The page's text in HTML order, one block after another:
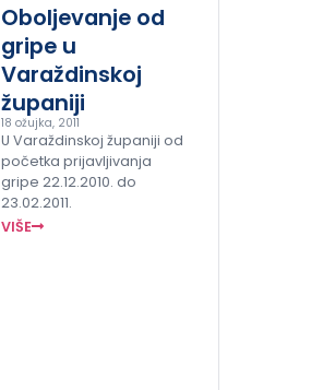
Oboljevanje od
gripe u
Varaždinskoj
županiji
18 ožujka, 2011
U Varaždinskoj županiji od
početka prijavljivanja
gripe 22.12.2010. do
23.02.2011.
VIŠE